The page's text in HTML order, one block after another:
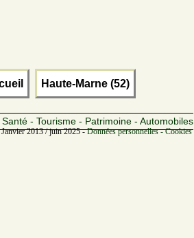
Haute-Marne (52)
- Tourisme - Patrimoine - Automobiles
2013 / juin 2025 -Données personnelles -